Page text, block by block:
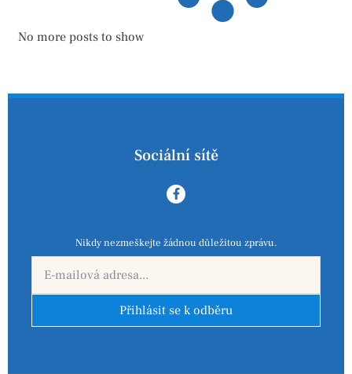
No more posts to show
Sociální sítě
Nikdy nezmeškejte žádnou důležitou zprávu.
Přihlásit se k odběru